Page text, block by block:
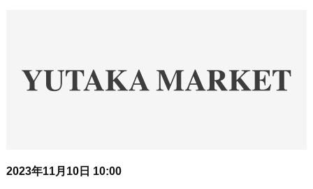
2023年11月10日 10:00